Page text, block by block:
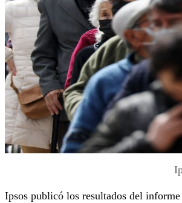
Ipsos publicó los resultados del informe